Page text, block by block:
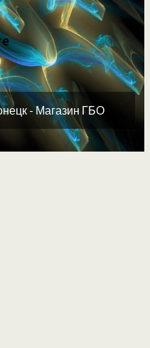
- Магазин ГБО